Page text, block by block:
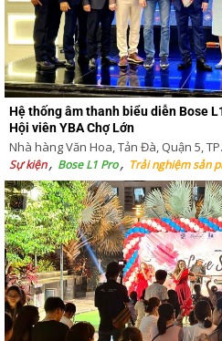
Hệ thống âm thanh biểu diễn Bose
Hội viên YBA Chợ Lớn
Nhà hàng Văn Hoa, Tản Đà, Quận 5,
Sự kiện Bose L1 Pro Trải nghiệm sản